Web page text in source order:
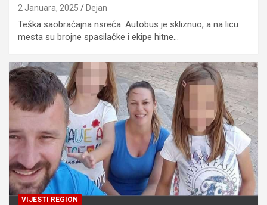
2 Januara, 2025 Dejan
Teška saobraćajna nsreća. Autobus je skliznuo, a na licu
mesta su brojne spasilačke i ekipe hitne…
VIJESTI REGION